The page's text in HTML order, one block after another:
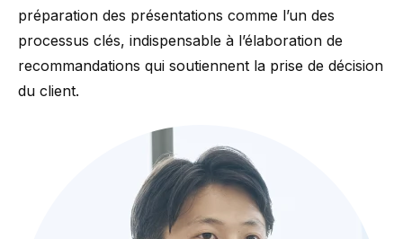
préparation des présentations comme l’un des
processus clés, indispensable à l’élaboration de
recommandations qui soutiennent la prise de décision
du client.